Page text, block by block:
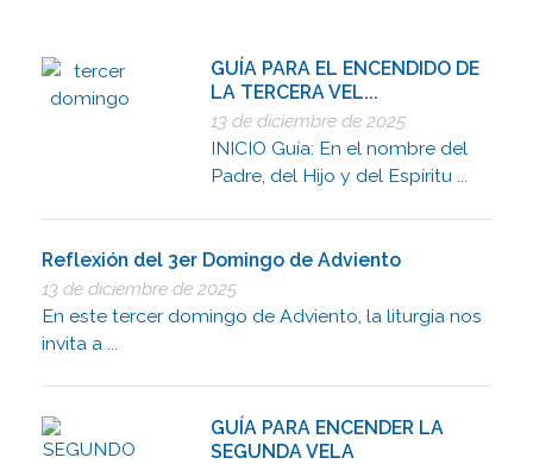
GUÍA PARA EL ENCENDIDO DE
LA TERCERA VEL...
13 de diciembre de 2025
INICIO Guía: En el nombre del
Padre, del Hijo y del Espíritu ...
Reflexión del 3er Domingo de Adviento
13 de diciembre de 2025
En este tercer domingo de Adviento, la liturgia nos
invita a ...
GUÍA PARA ENCENDER LA
SEGUNDA VELA